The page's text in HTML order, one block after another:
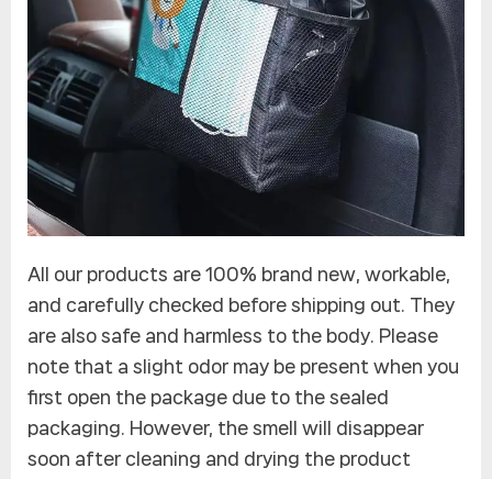
All our products are 100% brand new, workable,
and carefully checked before shipping out. They
are also safe and harmless to the body. Please
note that a slight odor may be present when you
first open the package due to the sealed
packaging. However, the smell will disappear
soon after cleaning and drying the product